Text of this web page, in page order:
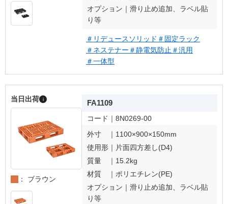
オプション｜ 滑り止め追加、ラベル貼
り等
＃リデュースソリッド ＃固定ラック
＃ネステナー ＃静電気防止 ＃汎用
＃一体型
当日出荷 i
： ブラウン
FA1109
コード｜ 8N0269-00
外寸 ｜ 1100×900×150mm
使用形｜ 片面四方差し(D4)
質量 ｜ 15.2kg
材質 ｜ ポリエチレン(PE)
オプション｜ 滑り止め追加、ラベル貼
り等